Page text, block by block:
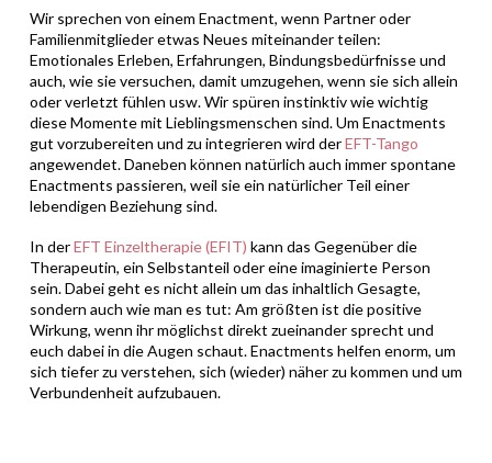
Wir sprechen von einem Enactment, wenn Partner oder
Familienmitglieder etwas Neues miteinander teilen:
Emotionales Erleben, Erfahrungen, Bindungsbedürfnisse und
auch, wie sie versuchen, damit umzugehen, wenn sie sich allein
oder verletzt fühlen usw.Wir spüren instinktiv wie wichtig
diese Momente mit Lieblingsmenschen sind.Um Enactments
gut vorzubereiten und zu integrieren wird derEFT-Tango
angewendet. Daneben können natürlich auch immer spontane
Enactments passieren, weil sie ein natürlicher Teil einer
lebendigen Beziehung sind.
In derEFT Einzeltherapie (EFIT) kann das Gegenüber die
Therapeutin, ein Selbstanteil oder eine imaginierte Person
sein. Dabei geht es nicht allein um das inhaltlich Gesagte,
sondern auch wie man es tut: Am größten ist die positive
Wirkung, wenn ihr möglichst direkt zueinander sprecht und
euch dabei in die Augen schaut. Enactments helfen enorm, um
sich tiefer zu verstehen, sich (wieder) näher zu kommen und um
Verbundenheit aufzubauen.